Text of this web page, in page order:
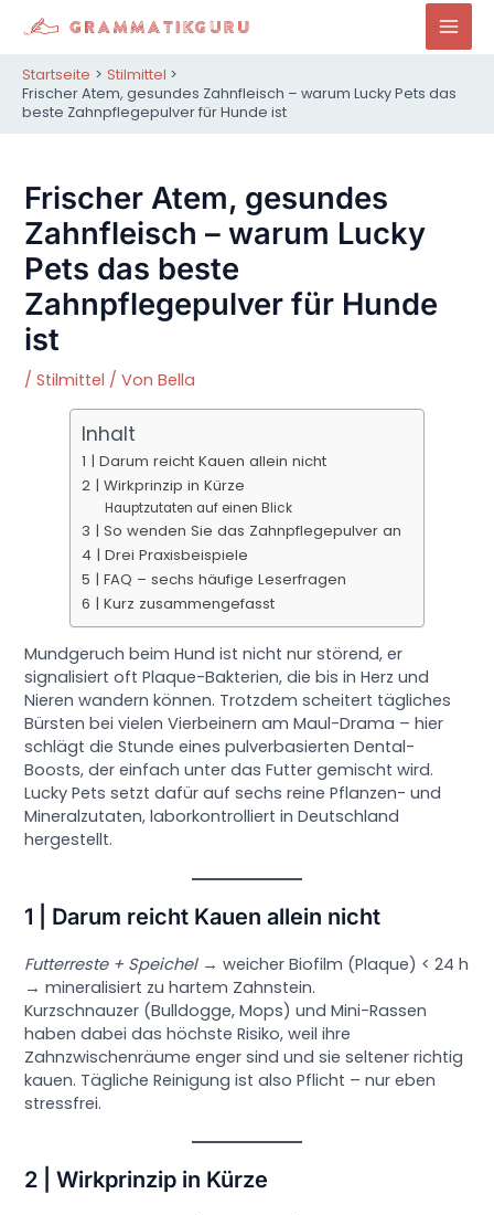
Inhalt
Startseite
Stilmittel
Frischer Atem, gesundes Zahnfleisch – warum Lucky Pets das
beste Zahnpflegepulver für Hunde ist
Frischer Atem, gesundes
Zahnfleisch – warum Lucky
Pets das beste
Zahnpflegepulver für Hunde
ist
/Stilmittel / VonBella
Inhalt
1 | Darum reicht Kauen allein nicht
2 | Wirkprinzip in Kürze
Hauptzutaten auf einen Blick
3 | So wenden Sie das Zahnpflegepulver an
4 | Drei Praxisbeispiele
5 | FAQ – sechs häufige Leserfragen
6 | Kurz zusammengefasst
Mundgeruch beim Hund ist nicht nur störend, er
signalisiert oft Plaque-Bakterien, die bis in Herz und
Nieren wandern können. Trotzdem scheitert tägliches
Bürsten bei vielen Vierbeinern am Maul-Drama – hier
schlägt die Stunde eines pulverbasierten Dental-
Boosts, der einfach unter das Futter gemischt wird.
Lucky Pets setzt dafür auf sechs reine Pflanzen- und
Mineral­zutaten, laborkontrolliert in Deutschland
hergestellt.
1 | Darum reicht Kauen allein nicht
Futterreste + Speichel→ weicher Biofilm (Plaque) < 24 h
→ mineralisiert zu hartem Zahnstein.
Kurz­schnauzer (Bulldogge, Mops) und Mini-Rassen
haben dabei das höchste Risiko, weil ihre
Zahnzwischenräume enger sind und sie seltener richtig
kauen. Tägliche Reinigung ist also Pflicht – nur eben
stressfrei.
2 | Wirkprinzip in Kürze